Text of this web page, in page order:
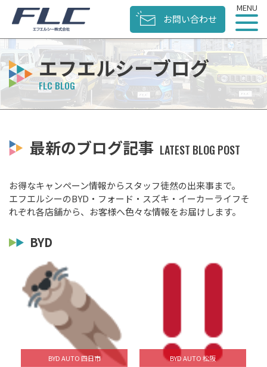
お問い合わせ
エフエルシーブログ
最新のブログ記事
お得なキャンペーン情報からスタッフ徒然の出来事まで。
エフエルシーのBYD・フォード・スズキ・イーカーライフそ
れぞれ各店舗から、お客様へ色々な情報をお届けします。
BYD
BYD AUTO 四日市 BYD AUTO 松阪